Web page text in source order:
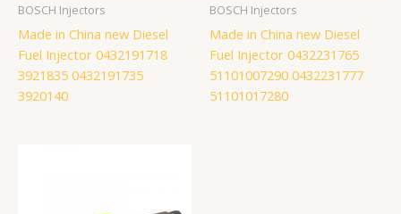
BOSCH Injectors
Made in China new Diesel
Fuel Injector 0432191718
3921835 0432191735
3920140
BOSCH Injectors
Made in China new Diesel
Fuel Injector 0432231765
51101007290 0432231777
51101017280